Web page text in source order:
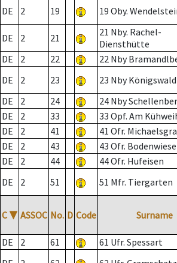
DE
2 19 19 Oby.
DE 2 21
21 Nby. Rachel-
Diensthütte
DE
2 22 22 Nby
DE
2 23 23 Nby Königswald
DE
2 24 24 Nby
DE
2 33 33 Opf. Am
DE
2 41 41 Ofr.
DE
2 43 43 Ofr. Bodenwiese
DE
2 44 44 Ofr. Hufeisen
DE
2 51 51 Mfr. Tiergarten
C ▼ ASSOC No. D Code Surname
DE 2 61 61 Ufr. Spessart